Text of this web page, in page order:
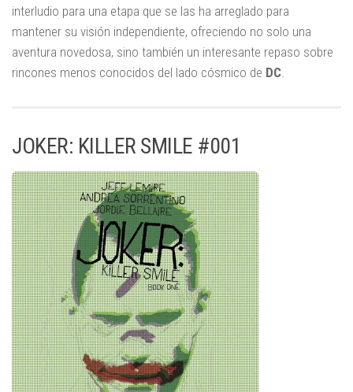
interludio para una etapa que se las ha arreglado para
mantener su visión independiente, ofreciendo no solo una
aventura novedosa, sino también un interesante repaso sobre
rincones menos conocidos del lado cósmico de DC
JOKER: KILLER SMILE #001